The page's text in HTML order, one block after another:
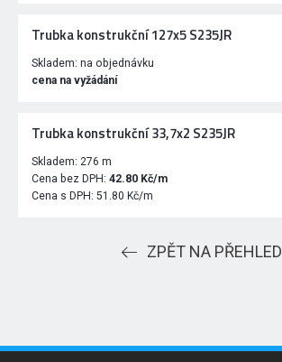
Trubka konstrukční 127x5 S235JR
Skladem: na objednávku
cena na vyžádání
Trubka konstrukční 33,7x2 S235JR
Skladem: 276 m
Cena bez DPH: 42.80 Kč/m
Cena s DPH: 51.80 Kč/m
ZPĚT NA PŘEHLED